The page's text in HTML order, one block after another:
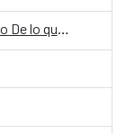
JIWASA - LABORATORIO: LUMBRICIDÆ o De lo que se Come se Cría